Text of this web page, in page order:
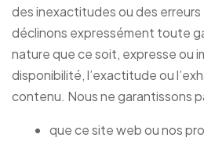
des inexactitudes ou des
déclinons expressément toute
nature que ce soit, expresse ou
disponibilité, l’exactitude ou
contenu. Nous ne garantissons
que ce site web ou nos